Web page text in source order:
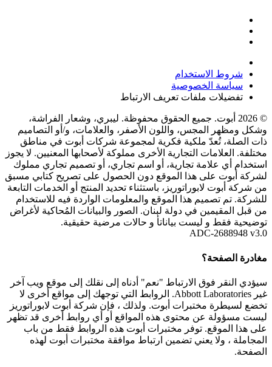
شروط الاستخدام
سياسة الخصوصية
تفضيلات ملفات تعريف الارتباط
© 2026 أبوت. جميع الحقوق محفوظة. ليبري، وشعار الفراشة،
وشكل ومظهر المجس، واللون الأصفر، والعلامات، و/أو التصاميم
ذات الصلة، تُعدّ ملكية فكرية لمجموعة شركات أبوت في مناطق
مختلفة. العلامات التجارية الأخرى مملوكة لأصحابها المعنيين. لا يجوز
استخدام أي علامة تجارية، أو اسم تجاري، أو تصميم تجاري مملوك
لشركة أبوت على هذا الموقع دون الحصول على تصريح كتابي مسبق
من شركة أبوت لابوراتوريز، باستثناء تحديد المنتج أو الخدمات التابعة
للشركة. تم تصميم هذا الموقع والمعلومات الواردة فيه للاستخدام
من قبل المقيمين في دولة لبنان. الصور والبيانات المُحاكية لأغراض
توضيحية فقط و ليست بياناتأ و حالات مرضية حقيقية.
ADC-2688948 v3.0
مغادرة الصفحة؟
سيؤدي النقر فوق الارتباط "نعم" أدناه إلى نقلك إلى موقع ويب آخر
غير Abbott Laboratories. الروابط التي توجهك إلى مواقع أخرى لا
تخضع لسيطرة مختبرات أبوت. ولذلك ، فإن شركة أبوت لابوراتوريز
ليست مسؤولة عن محتوى هذه المواقع أو أي روابط أخرى قد تظهر
على هذا الموقع. توفر مختبرات أبوت هذه الروابط فقط من باب
المجاملة ، ولا يعني تضمين ارتباط موافقة مختبرات أبوت لهذه
الصفحة.